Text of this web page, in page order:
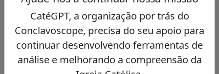
abordagem equilibrada num contexto
periférico, combinando preocupações sociais
e fidelidade à tradição.
Ver perfil
CatéGPT, a organização por trás do
Conclavoscope, precisa do seu apoio para
continuar desenvolvendo ferramentas de
análise e melhorando a compreensão da